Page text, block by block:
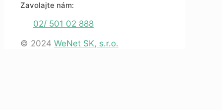
Zavolajte nám:
02/ 501 02 888
© 2024 WeNet SK, s.r.o.